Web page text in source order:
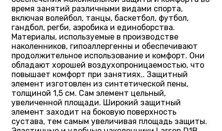
время занятий различными видами спорта,
включая волейбол, танцы, баскетбол, футбол,
гандбол, регби, аэробика и единоборства.
Материалы, используемые в производстве
наколенников, гипоаллергенны и обеспечивают
продолжительное использование и комфорт. Они
обладают хорошей воздухопроницаемостью, что
повышает комфорт при занятиях.. Защитный
элемент изготовлен из синтетической пены,
толщиной 1,5 см. Сам элемент цельный,
увеличенной площади. Широкий защитный
элемент заходит на боковую поверхность
сустава, тем самым увеличивая площадь защиты.